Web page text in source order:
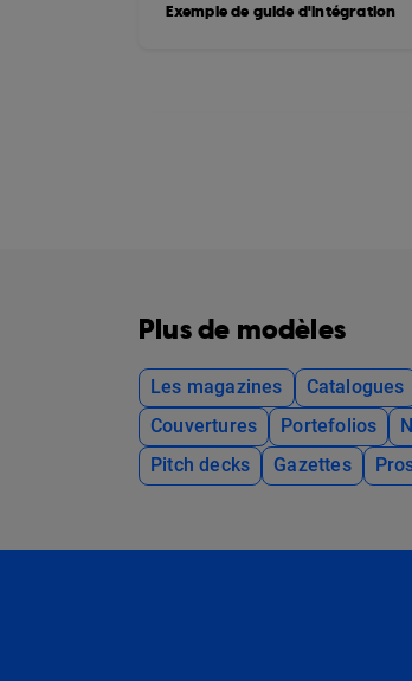
Exemple de guide d'intégration
Plus de modèles
Les magazines Catalogues
Couvertures
Portefolios
Pitch decks
Gazettes